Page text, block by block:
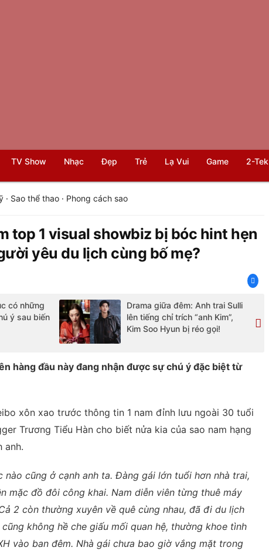
TV Show Nhạc Đẹp Trẻ Lạ Vui Game 2-Tek
· Sao thể thao · Phong cách sao
top 1 visual showbiz bị bóc hint hẹn
yêu du lịch cùng bố mẹ?
có những
ý sau biến
Drama giữa đêm: Anh trai Sulli
lên tiếng chỉ trích “anh Kim”,
Kim Soo Hyun bị réo gọi!
hàng đầu này đang nhận được sự chú ý đặc biệt từ
xôn xao trước thông tin 1 nam đỉnh lưu ngoài 30 tuổi
Trương Tiểu Hàn cho biết nửa kia của sao nam hạng
anh.
nào cũng ở cạnh anh ta. Đàng gái lớn tuổi hơn nhà trai,
mặc đồ đôi công khai. Nam diễn viên từng thuê máy
2 còn thường xuyên về quê cùng nhau, đã đi du lịch
không hề che giấu mối quan hệ, thường khoe tình
vào ban đêm. Nhà gái chưa bao giờ vắng mặt trong